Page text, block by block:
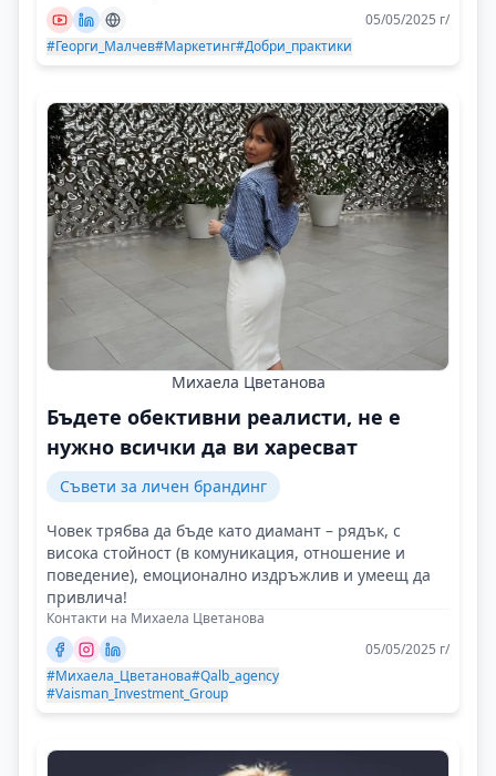
05/05/2025 г/
#Георги_Малчев#Маркетинг#Добри_практики
Михаела Цветанова
Бъдете обективни реалисти, не е
нужно всички да ви харесват
Съвети за личен брандинг
Човек трябва да бъде като диамант – рядък, с
висока стойност (в комуникация, отношение и
поведение), емоционално издръжлив и умеещ да
привлича!
Контакти на Михаела Цветанова
05/05/2025 г/
#Михаела_Цветанова#Qalb_agency
#Vaisman_Investment_Group